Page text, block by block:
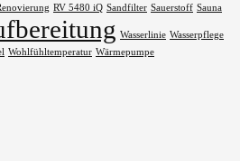
RV 5480 iQ Sandfilter Sauerstoff Sauna
Wasserlinie Wasserpflege
Wohlfühltemperatur Wärmepumpe